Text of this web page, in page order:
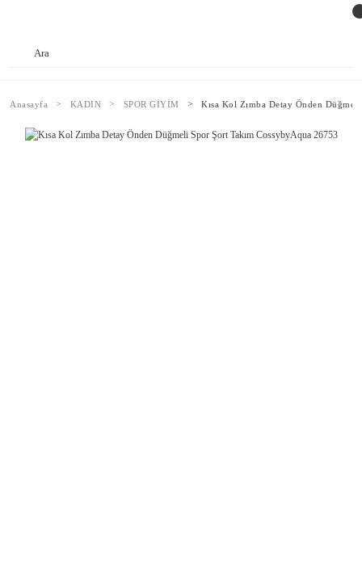
Anasayfa KADIN SPOR GİYİM Kısa Kol Zımba Detay Önden